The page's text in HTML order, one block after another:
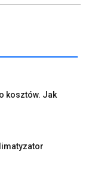
kosztów. Jak